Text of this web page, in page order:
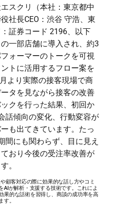
スクリ（本社：東京都中
社長CEO：渋谷 守浩、東
証券コード 2196、以下
の一部店舗に導入され、約3
ォーマーのトークを可視
トに活用するフロー案を
より実際の接客現場で商
タを見ながら接客の改善
クを行った結果、初回か
話傾向の変化、行動変容が
も出てきています。たっ
間にも関わらず、目に見え
おり今後の受注率改善が
。
顧客対応の際に効果的な話し方やコミ
AIが解析・支援する技術です。これによ
果的な話術を習得し、商談の成功率を高
す。